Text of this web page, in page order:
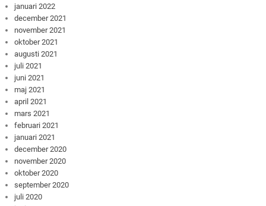
januari 2022
december 2021
november 2021
oktober 2021
augusti 2021
juli 2021
juni 2021
maj 2021
april 2021
mars 2021
februari 2021
januari 2021
december 2020
november 2020
oktober 2020
september 2020
juli 2020